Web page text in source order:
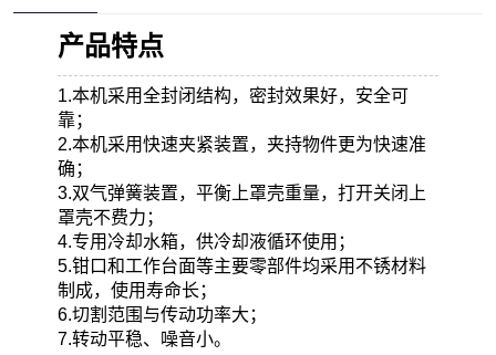
产品特点
1.本机采用全封闭结构，密封效果好，安全可
靠；
2.本机采用快速夹紧装置，夹持物件更为快速准
确；
3.双气弹簧装置，平衡上罩壳重量，打开关闭上
罩壳不费力；
4.专用冷却水箱，供冷却液循环使用；
5.钳口和工作台面等主要零部件均采用不锈材料
制成，使用寿命长；
6.切割范围与传动功率大；
7.转动平稳、噪音小。